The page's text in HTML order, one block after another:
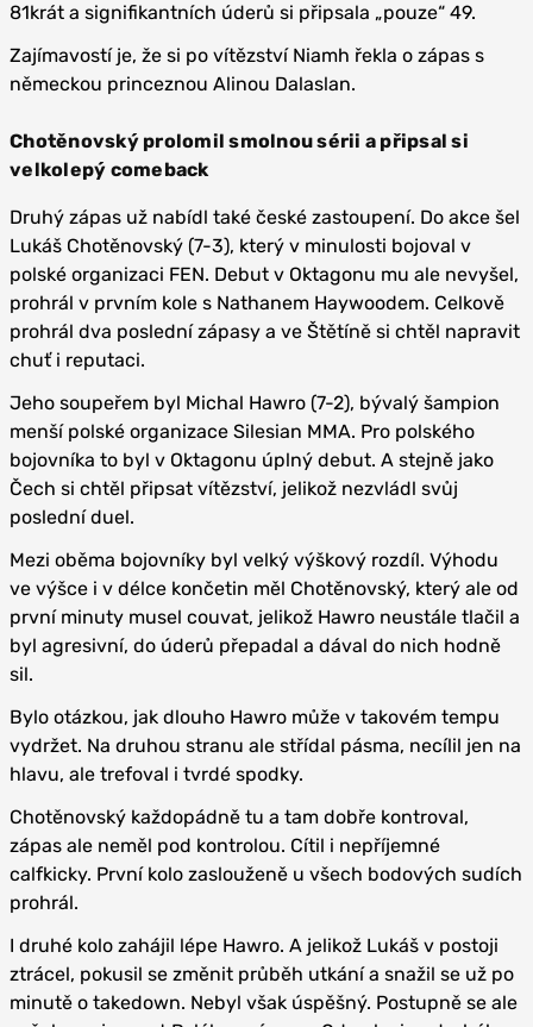
81krát a signifikantních úderů si připsala „pouze“ 49.
Zajímavostí je, že si po vítězství Niamh řekla o zápas s
německou princeznou Alinou Dalaslan.
Chotěnovský prolomil smolnou sérii a připsal si
velkolepý comeback
Druhý zápas už nabídl také české zastoupení. Do akce šel
Lukáš Chotěnovský (7-3), který v minulosti bojoval v
polské organizaci FEN. Debut v Oktagonu mu ale nevyšel,
prohrál v prvním kole s Nathanem Haywoodem. Celkově
prohrál dva poslední zápasy a ve Štětíně si chtěl napravit
chuť i reputaci.
Jeho soupeřem byl Michal Hawro (7-2), bývalý šampion
menší polské organizace Silesian MMA. Pro polského
bojovníka to byl v Oktagonu úplný debut. A stejně jako
Čech si chtěl připsat vítězství, jelikož nezvládl svůj
poslední duel.
Mezi oběma bojovníky byl velký výškový rozdíl. Výhodu
ve výšce i v délce končetin měl Chotěnovský, který ale od
první minuty musel couvat, jelikož Hawro neustále tlačil a
byl agresivní, do úderů přepadal a dával do nich hodně
sil.
Bylo otázkou, jak dlouho Hawro může v takovém tempu
vydržet. Na druhou stranu ale střídal pásma, necílil jen na
hlavu, ale trefoval i tvrdé spodky.
Chotěnovský každopádně tu a tam dobře kontroval,
zápas ale neměl pod kontrolou. Cítil i nepříjemné
calfkicky. První kolo zaslouženě u všech bodových sudích
prohrál.
I druhé kolo zahájil lépe Hawro. A jelikož Lukáš v postoji
ztrácel, pokusil se změnit průběh utkání a snažil se už po
minutě o takedown. Nebyl však úspěšný. Postupně se ale